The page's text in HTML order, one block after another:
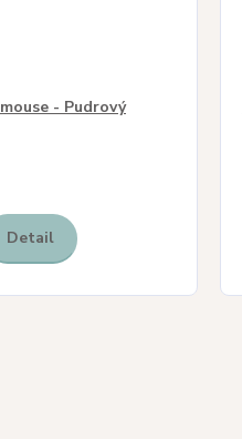
- Pudrový
Detail